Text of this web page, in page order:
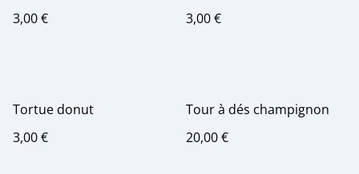
3,00 €
3,00 €
Tortue donut
3,00 €
Tour à dés champignon
20,00 €